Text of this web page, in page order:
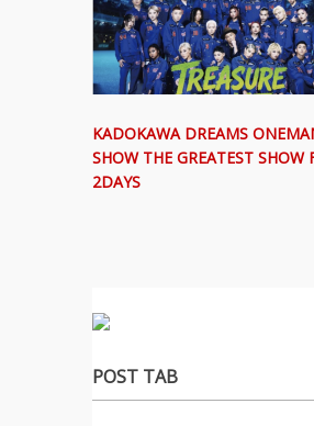
KADOKAWA DREAMS
SHOW THE GREATEST SHOW
2DAYS
POST TAB